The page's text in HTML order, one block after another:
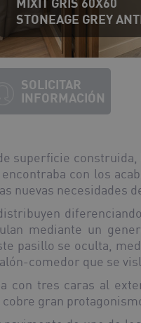
SOLICITAR
INFORMACIÓN
STONEAGE GREY
superficie construida,
con los
nuevas necesidades
mediante un
pasillo se oculta,
comedor que se
con tres caras al
gran